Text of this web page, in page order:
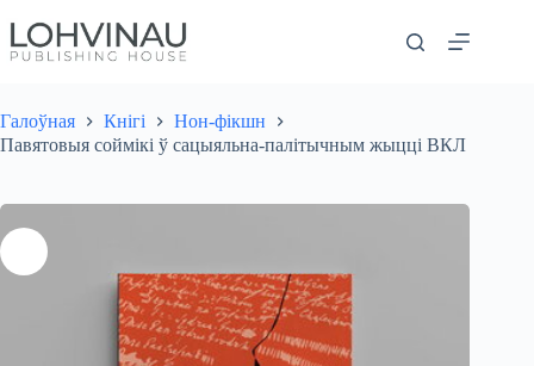
да
змесціва
Галоўная Кнігі
Нон-фікшн
Павятовыя соймікі ў сацыяльна-палітычным жыцці ВКЛ